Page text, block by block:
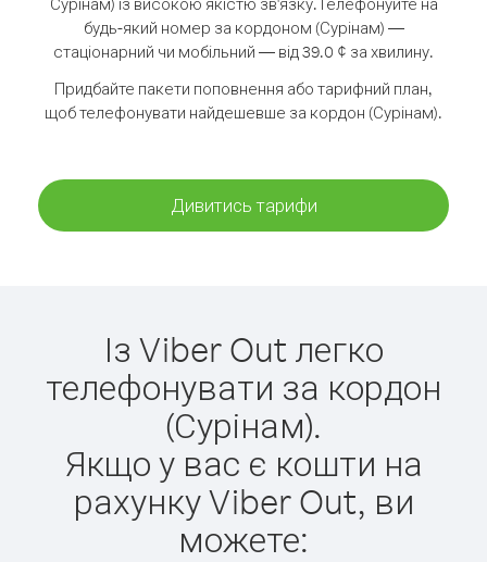
будь-який номер за кордоном (Сурінам) —
стаціонарний чи мобільний — від 39.0 ¢ за хвилину.
Придбайте пакети поповнення або тарифний план,
щоб телефонувати найдешевше за кордон (Сурінам).
Дивитись тарифи
Із Viber Out легко
телефонувати за кордон
(Сурінам).
Якщо у вас є кошти на
рахунку Viber Out, ви
можете: